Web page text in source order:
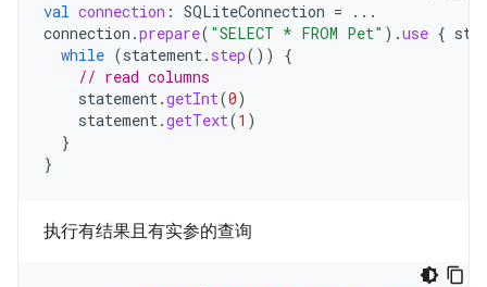
val connection : SQLiteConnection =
...
connection .prepare( "SELECT * FROM Pet" ).use {
while (statement. step())
{
// read columns
statement.getInt(0)
statement.getText(1 )
}
}
执行有结果且有实参的查询